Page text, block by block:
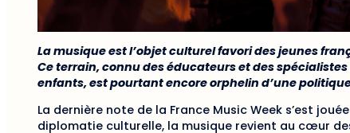
La musique est l’objet culturel favori des jeunes
Ce terrain, connu des éducateurs et des
enfants, est pourtant encore orphelin d’une
La dernière note de la France Music Week s’est
diplomatie culturelle, la musique revient au cœur